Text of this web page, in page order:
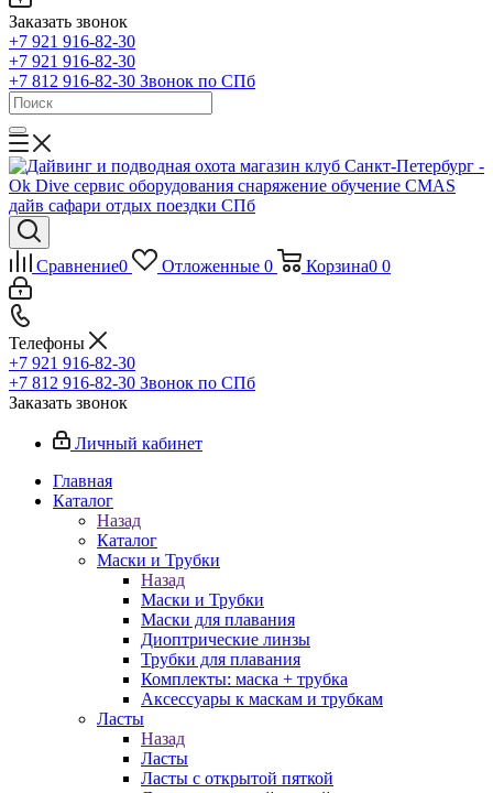
Заказать звонок
+7 921 916-82-30
+7 921 916-82-30
+7 812 916-82-30 Звонок по СПб
Сравнение0 Отложенные 0 Корзина0 0
Телефоны
+7 921 916-82-30
+7 812 916-82-30 Звонок по СПб
Заказать звонок
Личный кабинет
Главная
Каталог
Назад
Каталог
Маски и Трубки
Назад
Маски и Трубки
Маски для плавания
Диоптрические линзы
Трубки для плавания
Комплекты: маска + трубка
Аксессуары к маскам и трубкам
Ласты
Назад
Ласты
Ласты с открытой пяткой